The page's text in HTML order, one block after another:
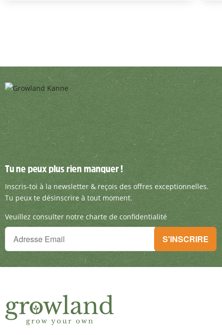
Tu ne peux plus rien manquer !
Inscris-toi à la newsletter & reçois des offres
Tu ne peux plus rien manquer !
Inscris-toi à la newsletter & reçois des offres exceptionnelles.
Tu peux te désinscrire à tout moment.
Veuillez consulter notre charte de confidentialité
Tu ne peux plus rien manquer !
Inscris-toi à la newsletter & reçois des offres exceptionnelles.
S'INSCRIRE